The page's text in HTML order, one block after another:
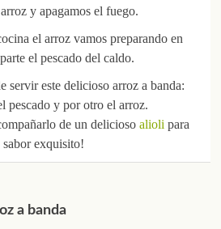
y apagamos el fuego.
el arroz vamos preparando en
el pescado del caldo.
servir este delicioso arroz a banda:
pescado y por otro el arroz.
de un delicioso alioli para
exquisito!
a banda